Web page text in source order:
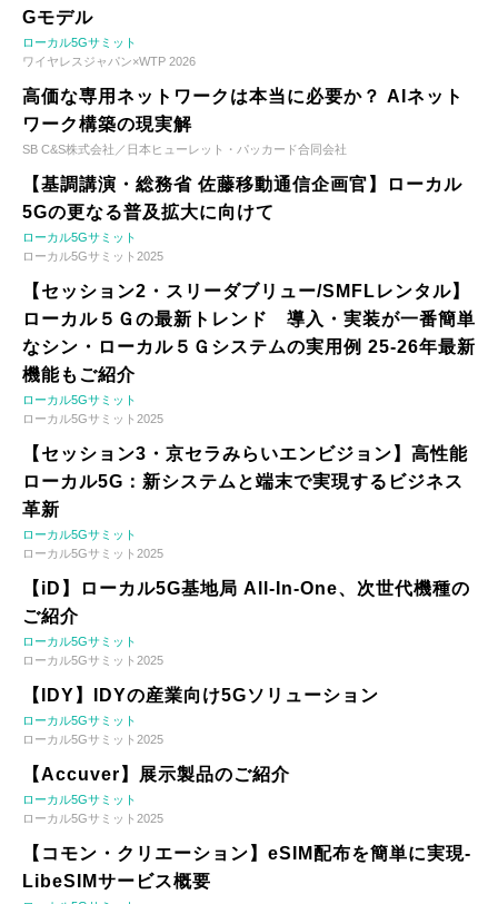
Gモデル
ローカル5Gサミット
ワイヤレスジャパン×WTP 2026
高価な専用ネットワークは本当に必要か？ AIネット
ワーク構築の現実解
SB C&S株式会社／日本ヒューレット・パッカード合同会社
【基調講演・総務省 佐藤移動通信企画官】ローカル
5Gの更なる普及拡大に向けて
ローカル5Gサミット
ローカル5Gサミット2025
【セッション2・スリーダブリュー/SMFLレンタル】
ローカル５Ｇの最新トレンド 導入・実装が一番簡単
なシン・ローカル５Ｇシステムの実用例 25-26年最新
機能もご紹介
ローカル5Gサミット
ローカル5Gサミット2025
【セッション3・京セラみらいエンビジョン】高性能
ローカル5G：新システムと端末で実現するビジネス
革新
ローカル5Gサミット
ローカル5Gサミット2025
【iD】ローカル5G基地局 All-In-One、次世代機種の
ご紹介
ローカル5Gサミット
ローカル5Gサミット2025
【IDY】IDYの産業向け5Gソリューション
ローカル5Gサミット
ローカル5Gサミット2025
【Accuver】展示製品のご紹介
ローカル5Gサミット
ローカル5Gサミット2025
【コモン・クリエーション】eSIM配布を簡単に実現-
LibeSIMサービス概要